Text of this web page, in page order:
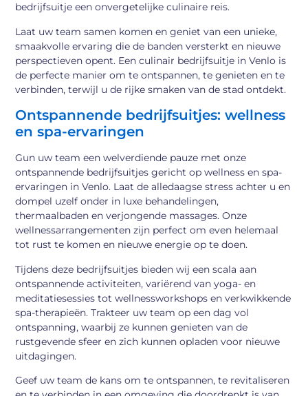
bedrijfsuitje een onvergetelijke culinaire reis.
Laat uw team samen komen en geniet van een unieke,
smaakvolle ervaring die de banden versterkt en nieuwe
perspectieven opent. Een culinair bedrijfsuitje in Venlo is
de perfecte manier om te ontspannen, te genieten en te
verbinden, terwijl u de rijke smaken van de stad ontdekt.
Ontspannende bedrijfsuitjes: wellness
en spa-ervaringen
Gun uw team een welverdiende pauze met onze
ontspannende bedrijfsuitjes gericht op wellness en spa-
ervaringen in Venlo. Laat de alledaagse stress achter u en
dompel uzelf onder in luxe behandelingen,
thermaalbaden en verjongende massages. Onze
wellnessarrangementen zijn perfect om even helemaal
tot rust te komen en nieuwe energie op te doen.
Tijdens deze bedrijfsuitjes bieden wij een scala aan
ontspannende activiteiten, variërend van yoga- en
meditatiesessies tot wellnessworkshops en verkwikkende
spa-therapieën. Trakteer uw team op een dag vol
ontspanning, waarbij ze kunnen genieten van de
rustgevende sfeer en zich kunnen opladen voor nieuwe
uitdagingen.
Geef uw team de kans om te ontspannen, te revitaliseren